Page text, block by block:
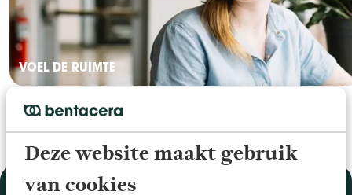
Deze website maakt gebruik
van cookies
VOEL DE RUIMTE